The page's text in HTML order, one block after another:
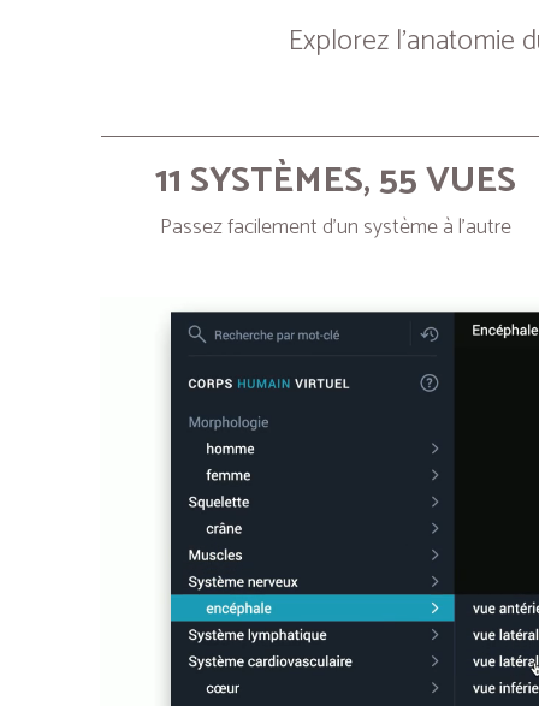
Explorez
11 SYSTÈMES, 55 VUES
Passez facilement d’un système à l’autre